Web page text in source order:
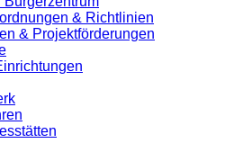
& Richtlinien
& Projektförderungen